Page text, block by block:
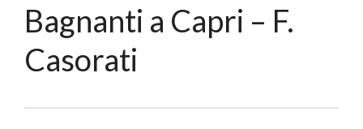
Bagnanti a Capri – F.
Casorati